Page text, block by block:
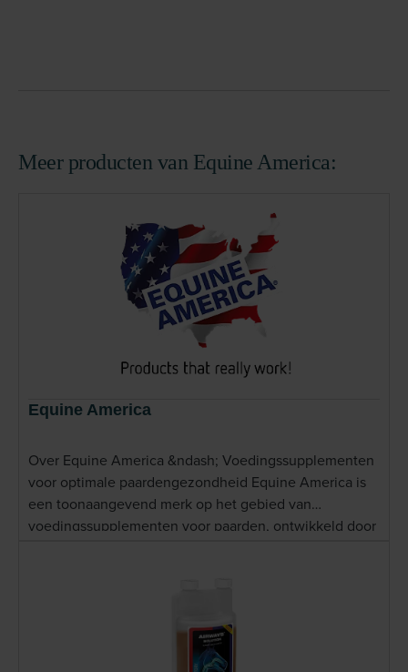
Meer producten van Equine America:
Equine America
Over Equine America &ndash; Voedingssupplementen
voor optimale paardengezondheid Equine America is
een toonaangevend merk op het gebied van
voedingssupplementen voor paarden, ontwikkeld door
betrouwbare partner voor paardeneigenaren die het
beste willen voor hun dier. De producten van Equine